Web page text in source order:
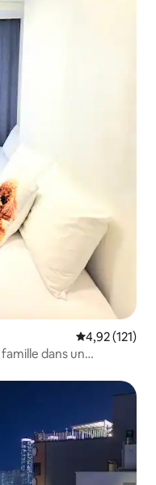
Évaluation
4,92 (121)
dans un